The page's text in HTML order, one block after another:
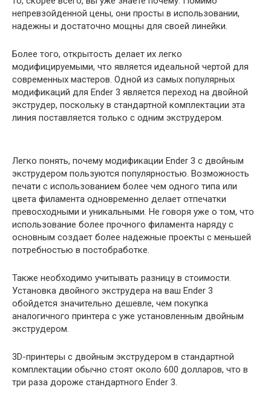
непревзойденной цены, они просты в использовании,
надежны и достаточно мощны для своей линейки.
Более того, открытость делает их легко
модифицируемыми, что является идеальной чертой для
современных мастеров. Одной из самых популярных
модификаций для Ender 3 является переход на двойной
экструдер, поскольку в стандартной комплектации эта
линия поставляется только с одним экструдером.
Легко понять, почему модификации Ender 3 с двойным
экструдером пользуются популярностью. Возможность
печати с использованием более чем одного типа или
цвета филамента одновременно делает отпечатки
превосходными и уникальными. Не говоря уже о том, что
использование более прочного филамента наряду с
основным создает более надежные проекты с меньшей
потребностью в постобработке.
Также необходимо учитывать разницу в стоимости.
Установка двойного экструдера на ваш Ender 3
обойдется значительно дешевле, чем покупка
аналогичного принтера с уже установленным двойным
экструдером.
3D-принтеры с двойным экструдером в стандартной
комплектации обычно стоят около 600 долларов, что в
три раза дороже стандартного Ender 3.